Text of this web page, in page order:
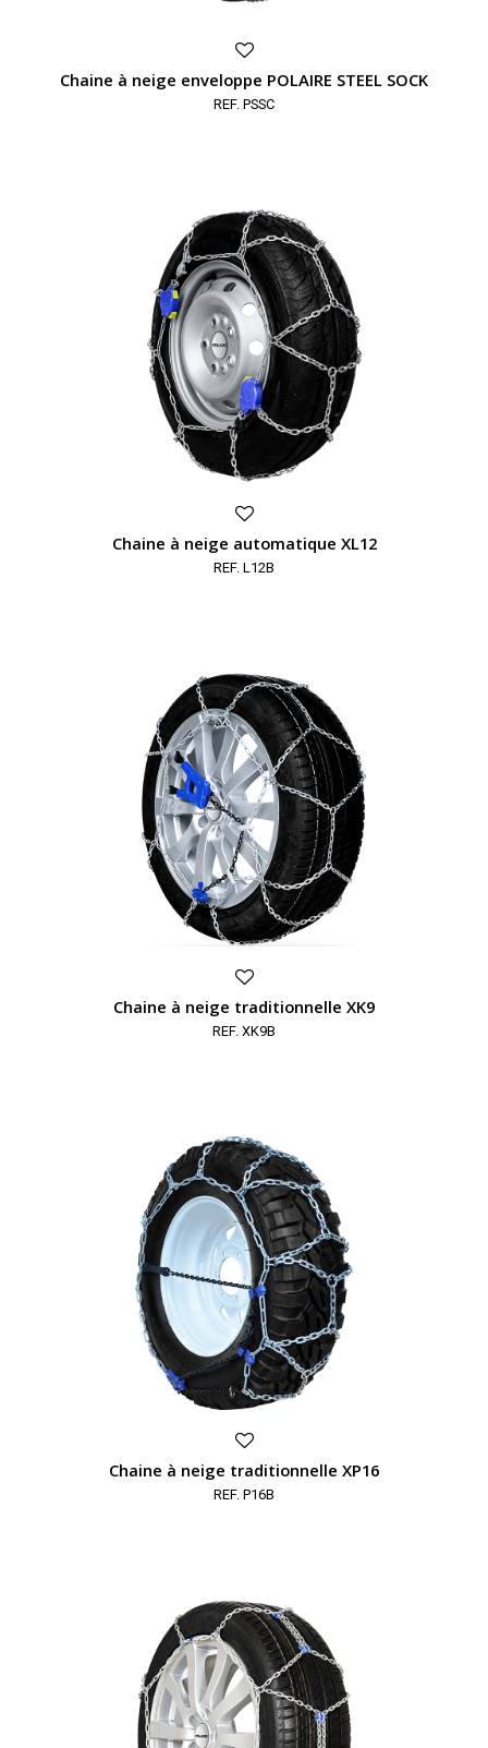
Chaine à neige enveloppe POLAIRE STEEL SOCK
REF. PSSC
Chaine à neige automatique XL12
REF. L12B
Chaine à neige traditionnelle XK9
REF. XK9B
Chaine à neige traditionnelle XP16
REF. P16B